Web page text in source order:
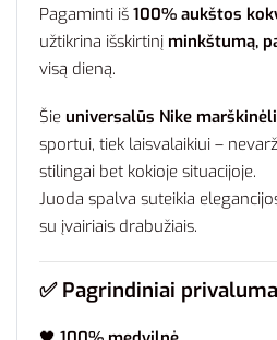
Pagaminti iš 100% aukštos
užtikrina išskirtinį minkštumą,
visą dieną.
Šie universalūs Nike
sportui, tiek laisvalaikiui –
stilingai bet kokioje situacijoje.
Juoda spalva suteikia
su įvairiais drabužiais.
✅ Pagrindiniai